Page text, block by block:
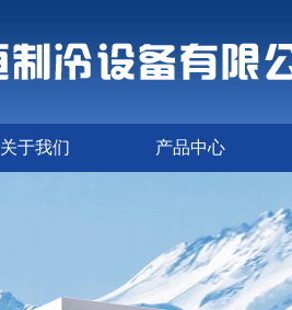
关于我们 产品中心